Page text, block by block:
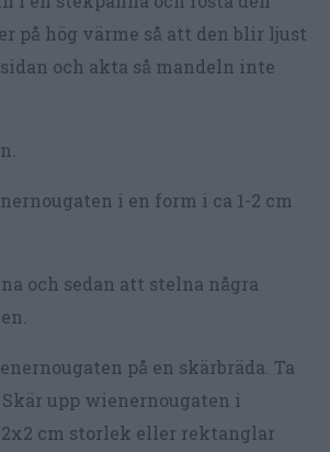
på hög värme så att den blir ljust
och akta så mandeln inte
i en form i ca 1-2 cm
och sedan att stelna några
på en skärbräda. Ta
upp wienernougaten i
cm storlek eller rektanglar